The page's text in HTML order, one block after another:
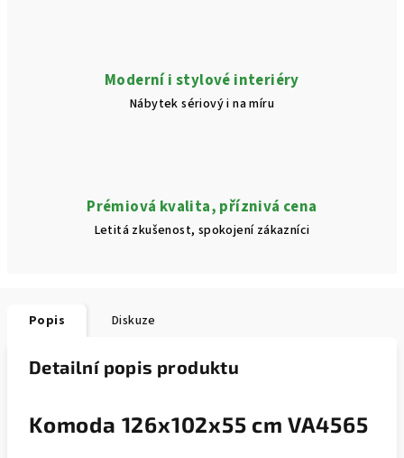
Moderní i stylové interiéry
Nábytek sériový i na míru
Prémiová kvalita, příznivá cena
Letitá zkušenost, spokojení zákazníci
Popis Diskuze
Detailní popis produktu
Komoda 126x102x55 cm VA4565